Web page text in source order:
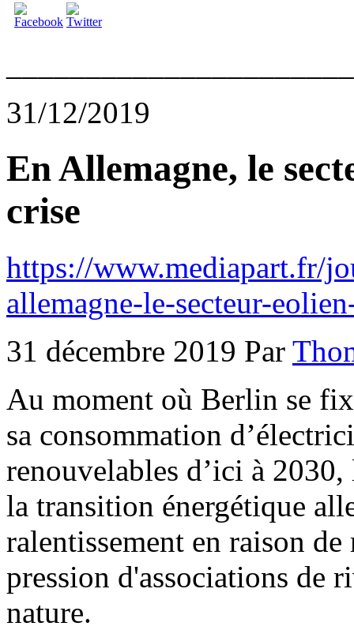
31/12/2019
En Allemagne, le
crise
https://www.mediapart.fr/
allemagne-le-secteur-
31 décembre 2019 Par
Au moment où Berlin se
sa consommation
renouvelables d’ici à
la transition énergétique
ralentissement en raison
pression d'associations de
nature.